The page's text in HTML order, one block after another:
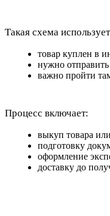
Такая схема
товар куплен в
нужно
важно пройти
Процесс включает:
выкуп товара
подготовку
оформление
доставку до